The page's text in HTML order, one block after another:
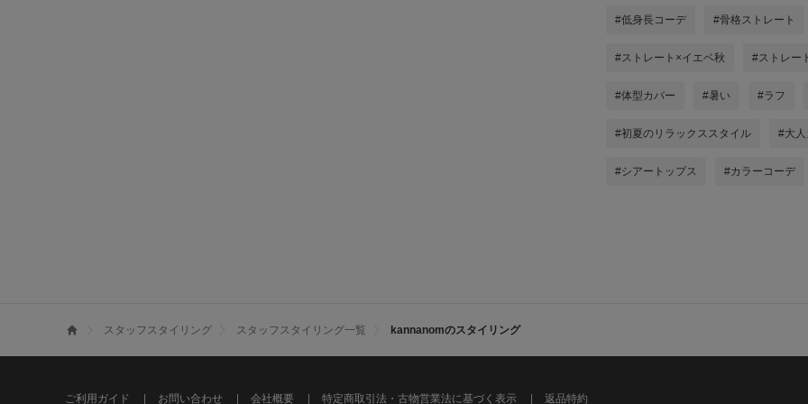
#低身長コーデ #骨格ストレート
#ストレート×イエベ秋 #ストレー
#体型カバー #暑い #ラフ
#初夏のリラックススタイル #大
#シアートップス #カラーコーデ
スタッフスタイリング スタッフスタイリング一覧 kannanomのスタイリング
ご利用ガイド お問い合わせ 会社概要 特定商取引法・古物営業法に基づく表示 返品特約